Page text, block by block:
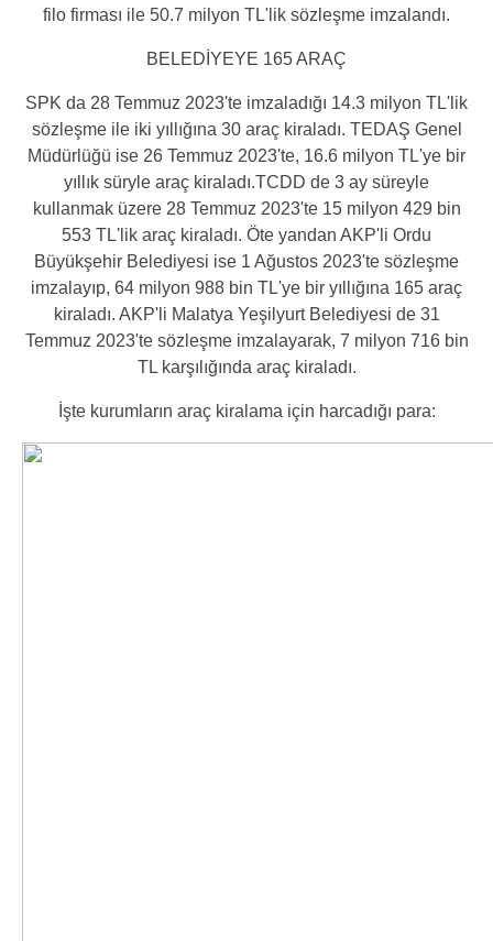
filo firması ile 50.7 milyon TL'lik sözleşme imzalandı.
BELEDİYEYE 165 ARAÇ
SPK da 28 Temmuz 2023'te imzaladığı 14.3 milyon TL'lik
sözleşme ile iki yıllığına 30 araç kiraladı. TEDAŞ Genel
Müdürlüğü ise 26 Temmuz 2023'te, 16.6 milyon TL'ye bir
yıllık süryle araç kiraladı.TCDD de 3 ay süreyle
kullanmak üzere 28 Temmuz 2023'te 15 milyon 429 bin
553 TL'lik araç kiraladı. Öte yandan AKP'li Ordu
Büyükşehir Belediyesi ise 1 Ağustos 2023'te sözleşme
imzalayıp, 64 milyon 988 bin TL'ye bir yıllığına 165 araç
kiraladı. AKP'li Malatya Yeşilyurt Belediyesi de 31
Temmuz 2023'te sözleşme imzalayarak, 7 milyon 716 bin
TL karşılığında araç kiraladı.
İşte kurumların araç kiralama için harcadığı para: